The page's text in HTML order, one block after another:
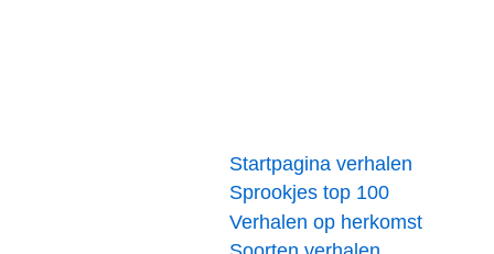
Startpagina verhalen
Sprookjes top 100
Verhalen op herkomst